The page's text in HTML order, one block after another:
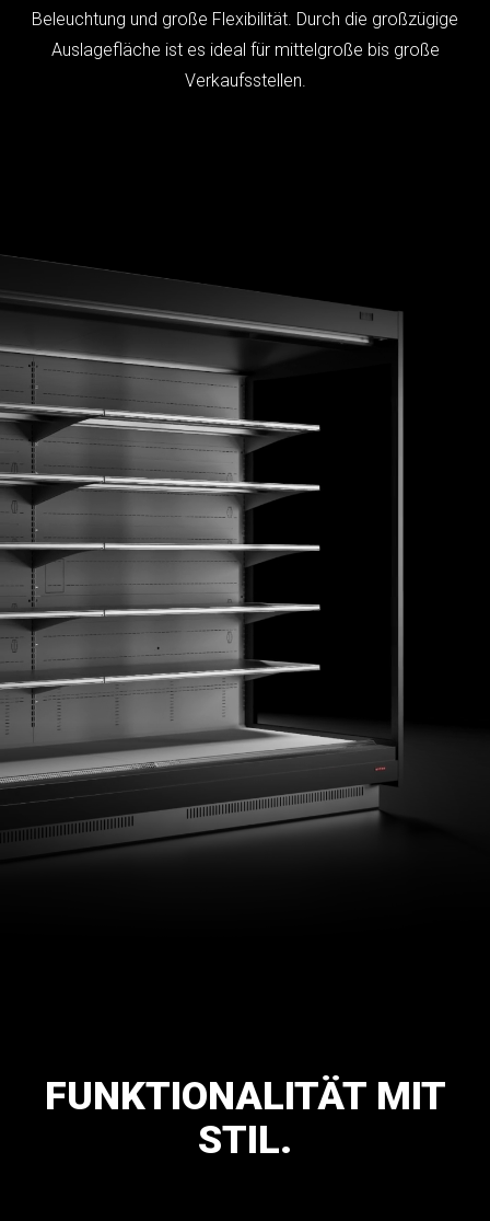
Beleuchtung und große Flexibilität. Durch die großzügige
Auslagefläche ist es ideal für mittelgroße bis große
Verkaufsstellen.
FUNKTIONALITÄT MIT
STIL.